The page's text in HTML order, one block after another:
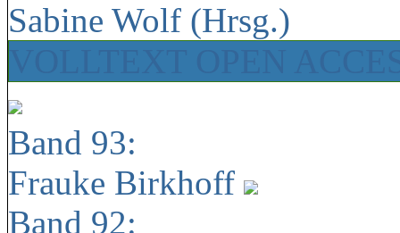
Sabine Wolf (Hrsg.)
Band 93:
Frauke Birkhoff
Band 92: